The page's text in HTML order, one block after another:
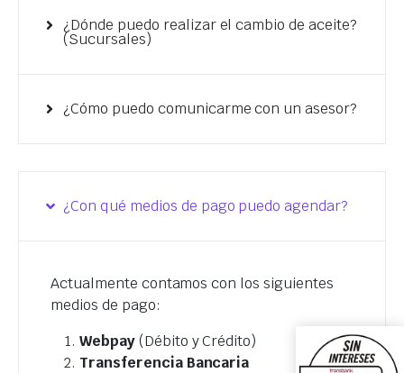
¿Dónde puedo realizar el cambio de aceite?
(Sucursales)
¿Cómo puedo comunicarme con un asesor?
¿Con qué medios de pago puedo agendar?
Actualmente contamos con los siguientes
medios de pago:
Webpay(Débito y Crédito)
Transferencia Bancaria